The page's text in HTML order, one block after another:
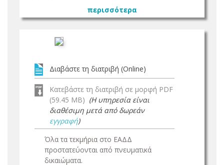
περισσότερα
Διαβάστε τη διατριβή (Online)
Κατεβάστε τη διατριβή σε μορφή PDF
(59.45 MB) (Η υπηρεσία είναι
διαθέσιμη μετά από δωρεάν
εγγραφή)
Όλα τα τεκμήρια στο ΕΑΔΔ
προστατεύονται από πνευματικά
δικαιώματα.